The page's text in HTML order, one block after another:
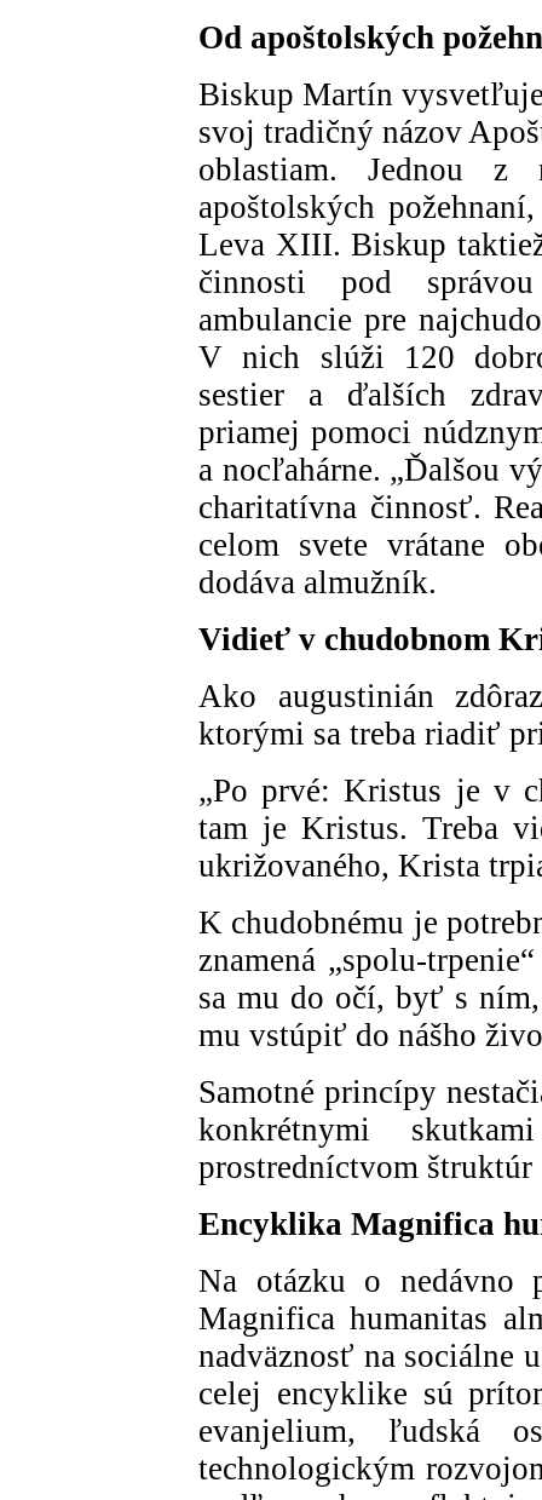
Od apoštolských
Biskup Martín
svoj tradičný názov
oblastiam. Jednou z
apoštolských
Leva XIII. Biskup
činnosti pod
ambulancie pre
V nich slúži 120
sestier a ďalších
priamej pomoci
a nocľahárne. „Ďalšou
charitatívna činnosť.
celom svete vrátane
dodáva almužník.
Vidieť v chudobnom
Ako augustinián
ktorými sa treba riadiť
„Po prvé: Kristus je v
tam je Kristus. Treba
ukrižovaného, Krista
K chudobnému je
znamená „spolu-
sa mu do očí, byť s
mu vstúpiť do nášho
Samotné princípy
konkrétnymi
prostredníctvom
Encyklika Magnifica
Na otázku o nedávno
Magnifica humanitas
nadväznosť na sociálne
celej encyklike sú
evanjelium, ľudská
technologickým